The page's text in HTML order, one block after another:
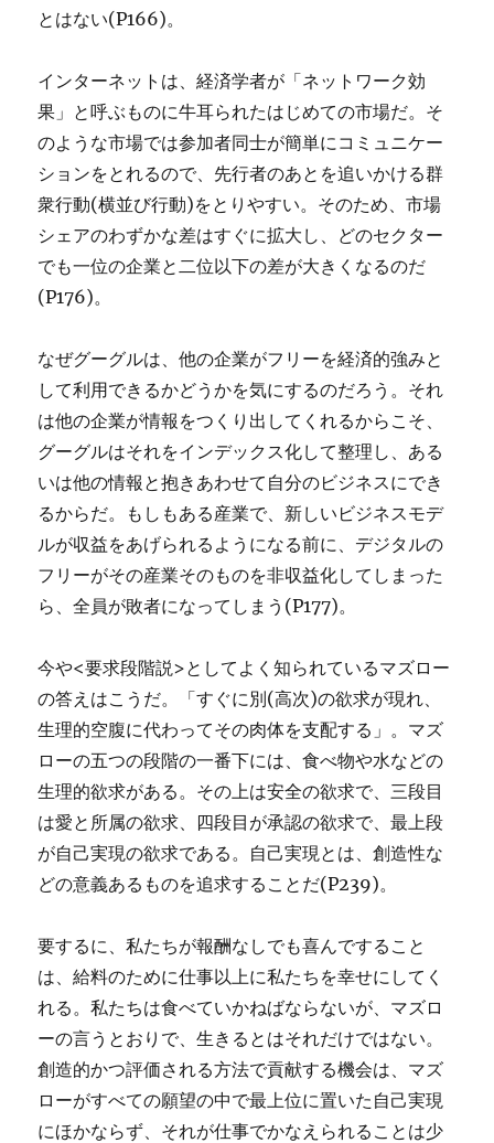
とはない(P166)。
インターネットは、経済学者が「ネットワーク効
果」と呼ぶものに牛耳られたはじめての市場だ。そ
のような市場では参加者同士が簡単にコミュニケー
ションをとれるので、先行者のあとを追いかける群
衆行動(横並び行動)をとりやすい。そのため、市場
シェアのわずかな差はすぐに拡大し、どのセクター
でも一位の企業と二位以下の差が大きくなるのだ
(P176)。
なぜグーグルは、他の企業がフリーを経済的強みと
して利用できるかどうかを気にするのだろう。それ
は他の企業が情報をつくり出してくれるからこそ、
グーグルはそれをインデックス化して整理し、ある
いは他の情報と抱きあわせて自分のビジネスにでき
るからだ。もしもある産業で、新しいビジネスモデ
ルが収益をあげられるようになる前に、デジタルの
フリーがその産業そのものを非収益化してしまった
ら、全員が敗者になってしまう(P177)。
今や<要求段階説>としてよく知られているマズロー
の答えはこうだ。「すぐに別(高次)の欲求が現れ、
生理的空腹に代わってその肉体を支配する」。マズ
ローの五つの段階の一番下には、食べ物や水などの
生理的欲求がある。その上は安全の欲求で、三段目
は愛と所属の欲求、四段目が承認の欲求で、最上段
が自己実現の欲求である。自己実現とは、創造性な
どの意義あるものを追求することだ(P239)。
要するに、私たちが報酬なしでも喜んですること
は、給料のために仕事以上に私たちを幸せにしてく
れる。私たちは食べていかねばならないが、マズロ
ーの言うとおりで、生きるとはそれだけではない。
創造的かつ評価される方法で貢献する機会は、マズ
ローがすべての願望の中で最上位に置いた自己実現
にほかならず、それが仕事でかなえられることは少